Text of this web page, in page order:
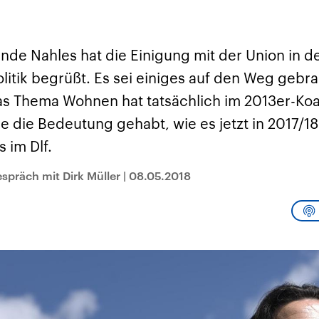
Staaten zu
der Erde, mit
Einfluss auf das
Weltgeschehen.
Hamas im Oktober 2023
auf Israel hat in der
Region wieder die
Gewalt entfacht. Israel
möchte die Hamas
zerstören. Diese wird wie
die Hisbollah im Libanon
vom Iran unterstützt.
Republik Iran – ist
von einem
Religionsführer
regierter Staat im
Osten. Eine
zu Israel und zu
ist fest in der
Staatsideologie
Nahles hat die Einigung mit der Union in
begrüßt. Es sei einiges auf den Weg
Thema Wohnen hat tatsächlich im 2013er-
die Bedeutung gehabt, wie es jetzt in 2017/
im Dlf.
mit Dirk Müller | 08.05.2018